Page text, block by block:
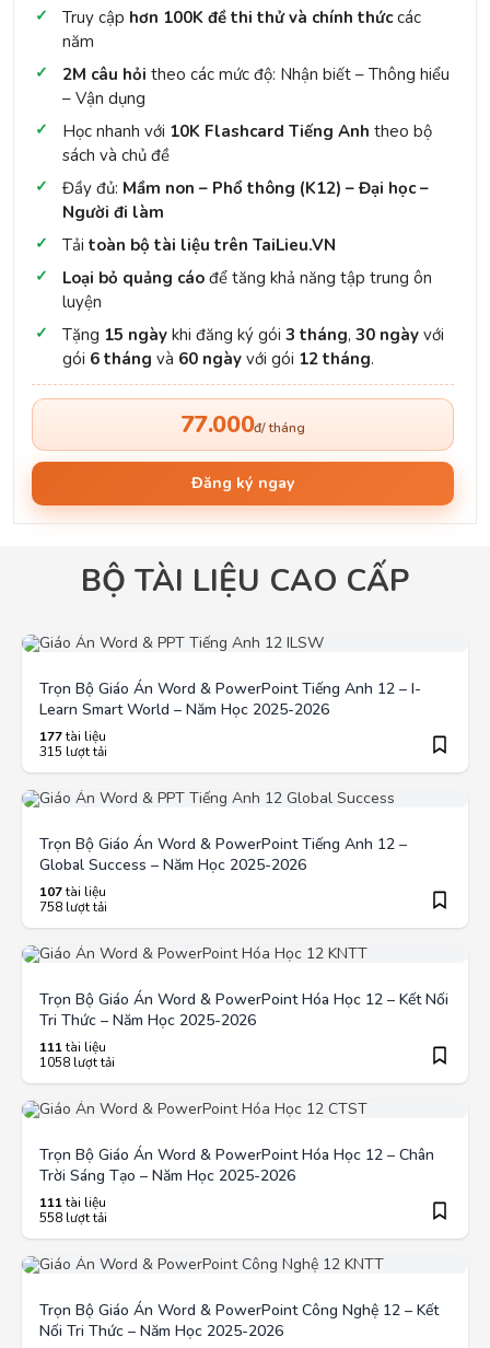
Truy cập hơn 100K đề thi thử và chính thứccác
năm
2M câu hỏi theo các mức độ: Nhận biết – Thông hiểu
– Vận dụng
Học nhanh với 10K Flashcard Tiếng Anh theo bộ
sách và chủ đề
Đầy đủ: Mầm non – Phổ thông (K12) – Đại học –
Người đi làm
Tải toàn bộ tài liệu trên TaiLieu.VN
Loại bỏ quảng cáo để tăng khả năng tập trung ôn
luyện
Tặng 15 ngày khi đăng ký gói 3 tháng, 30 ngày với
gói 6 tháng và 60 ngày với gói 12 tháng.
77.000đ/ tháng
Đăng ký ngay
BỘ TÀI LIỆU CAO CẤP
Trọn Bộ Giáo Án Word & PowerPoint Tiếng Anh 12 – I-
Learn Smart World – Năm Học 2025-2026
177tài liệu
315 lượt tải
Trọn Bộ Giáo Án Word & PowerPoint Tiếng Anh 12 –
Global Success – Năm Học 2025-2026
107tài liệu
758 lượt tải
Trọn Bộ Giáo Án Word & PowerPoint Hóa Học 12 – Kết Nối
Tri Thức – Năm Học 2025-2026
111tài liệu
1058 lượt tải
Trọn Bộ Giáo Án Word & PowerPoint Hóa Học 12 – Chân
Trời Sáng Tạo – Năm Học 2025-2026
111tài liệu
558 lượt tải
Trọn Bộ Giáo Án Word & PowerPoint Công Nghệ 12 – Kết
Nối Tri Thức – Năm Học 2025-2026